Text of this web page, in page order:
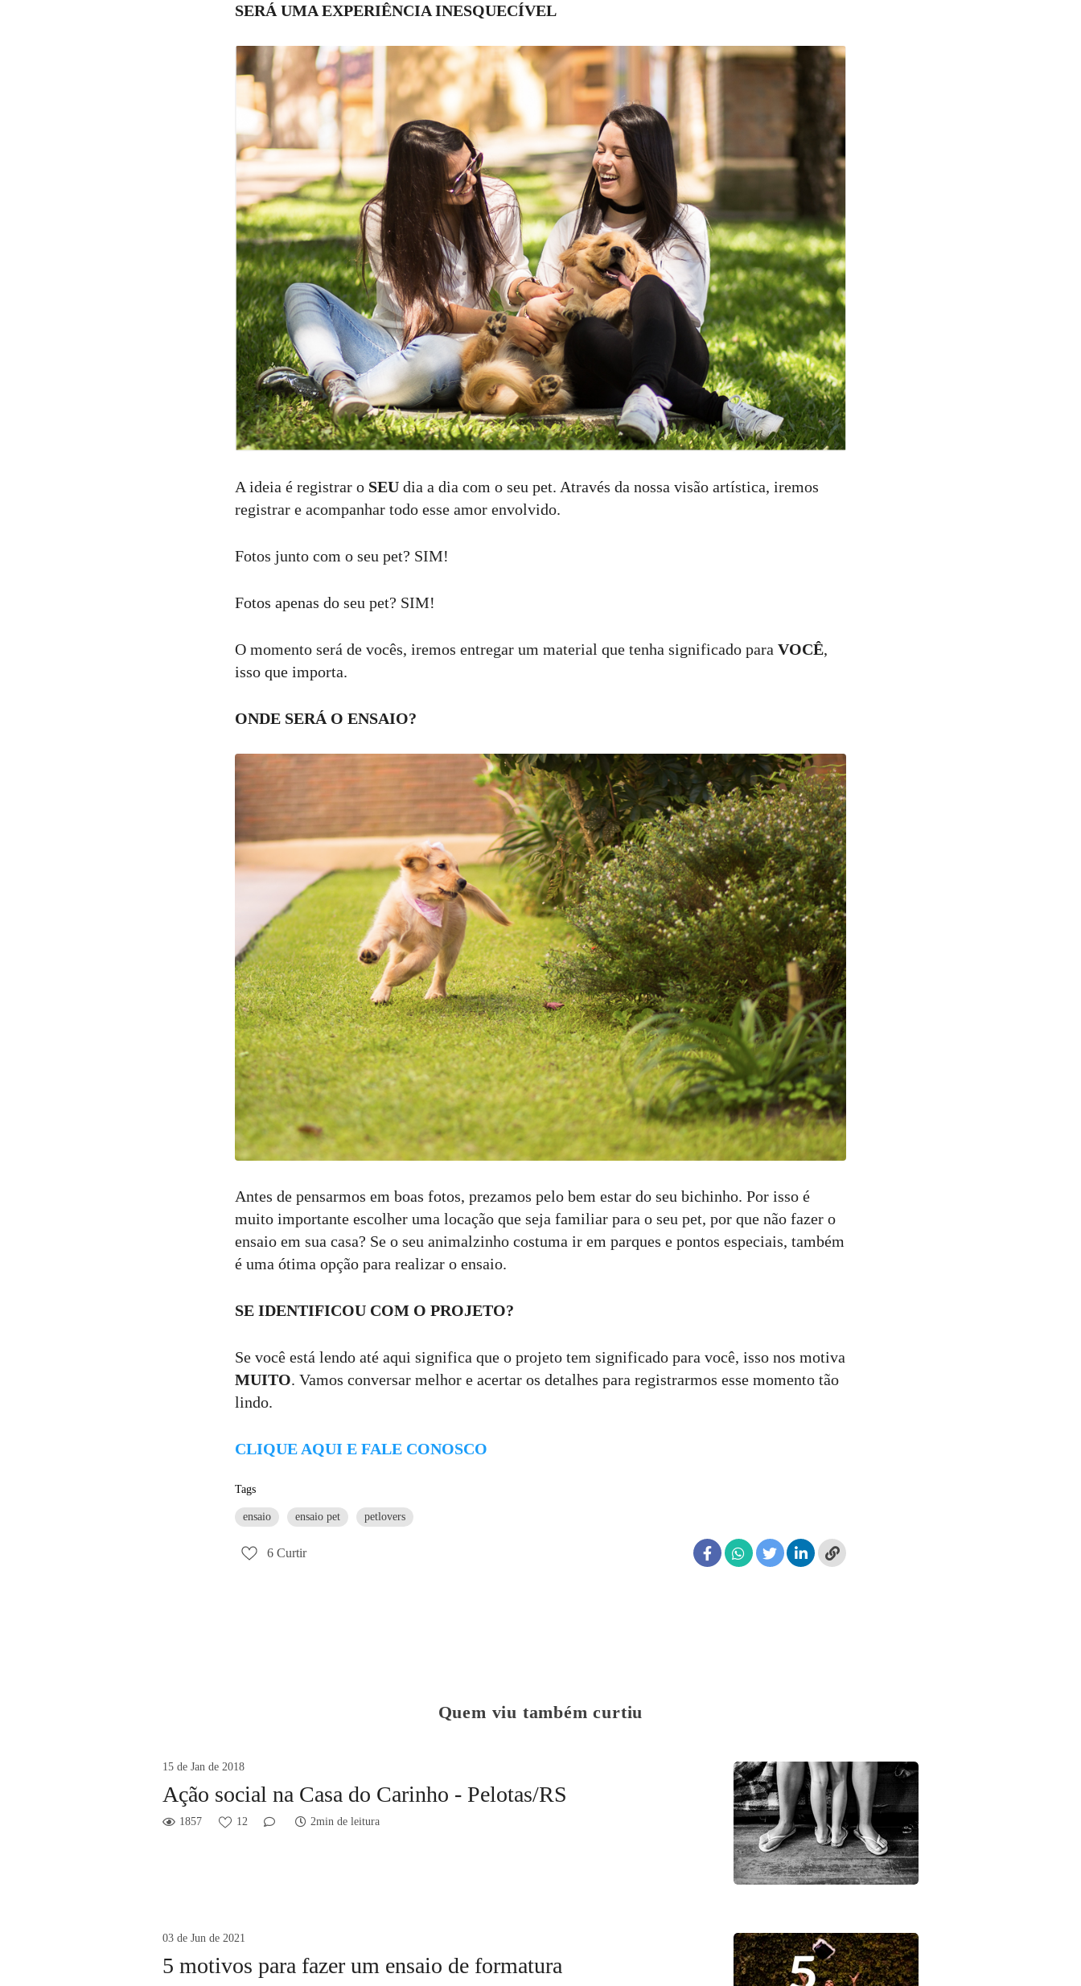
SERÁ UMA EXPERIÊNCIAINESQUECÍVEL
A ideia é registrar o SEU dia a dia com o seu pet. Através da nossa visão artística, iremos
registrar e acompanhar todo esse amor envolvido.
Fotos junto com o seu pet? SIM!
Fotos apenas do seu pet? SIM!
O momento será de vocês, iremos entregar um material que tenha significado para VOCÊ,
isso que importa.
ONDE SERÁ O ENSAIO?
Antes de pensarmos em boas fotos, prezamos pelo bem estar do seu bichinho. Por isso é
muito importante escolher uma locação que seja familiar para o seu pet, por que não fazer o
ensaio em sua casa? Se o seu animalzinho costuma ir em parques e pontos especiais, também
é uma ótima opção para realizar o ensaio.
SE IDENTIFICOU COM O PROJETO?
Se você está lendo até aqui significa que o projeto tem significado para você, isso nos motiva
MUITO. Vamos conversar melhor e acertar os detalhes para registrarmos esse momento tão
lindo.
CLIQUE AQUI E FALE CONOSCO
Tags
ensaio ensaio pet petlovers
6 Curtir
Quem viu também curtiu
15 de Jan de 2018
Ação social na Casa do Carinho - Pelotas/RS
1857 12 2min de leitura
03 de Jun de 2021
5 motivos para fazer um ensaio de formatura